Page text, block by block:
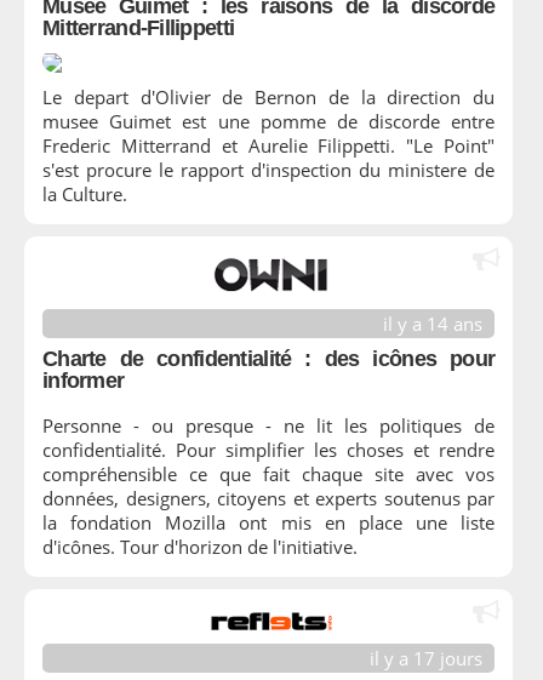
Musée Guimet : les raisons de la discorde
Mitterrand-Fillippetti
Le depart d'Olivier de Bernon de la direction du
musee Guimet est une pomme de discorde entre
Frederic Mitterrand et Aurelie Filippetti. "Le Point"
s'est procure le rapport d'inspection du ministere de
la Culture.
il y a 14 ans
Charte de confidentialité : des icônes pour
informer
Personne - ou presque - ne lit les politiques de
confidentialité. Pour simplifier les choses et rendre
compréhensible ce que fait chaque site avec vos
données, designers, citoyens et experts soutenus par
la fondation Mozilla ont mis en place une liste
d'icônes. Tour d'horizon de l'initiative.
il y a 17 jours